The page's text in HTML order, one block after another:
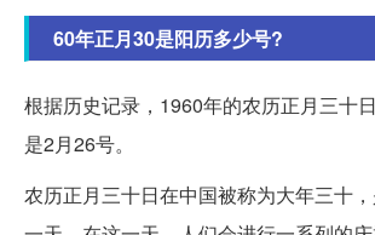
60年正月30是阳历多少号?
根据历史记录，1960年的农历正月三十
是2月26号。
农历正月三十日在中国被称为大年三十